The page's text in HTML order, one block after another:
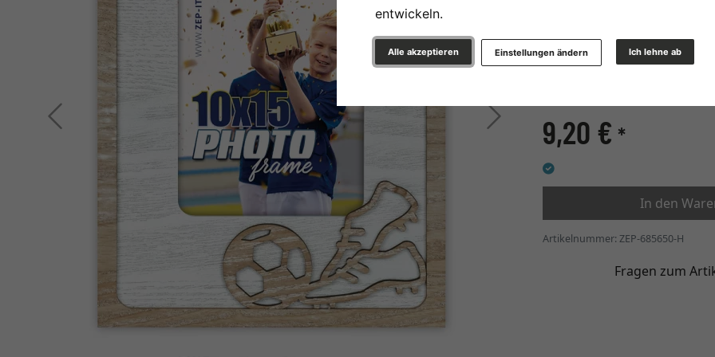
entwickeln.
Alle akzeptieren Ich lehne ab
Einstellungen ändern
Zurück Weiter
9,20 € *
In den
Artikelnummer: ZEP-685650-H
Fragen zum